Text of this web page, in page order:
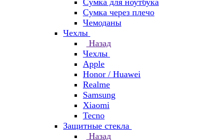
Сумка для ноутбука
Сумка через плечо
Чемоданы
Чехлы
Назад
Чехлы
Apple
Honor / Huawei
Realme
Samsung
Xiaomi
Tecno
Защитные стекла
Назад